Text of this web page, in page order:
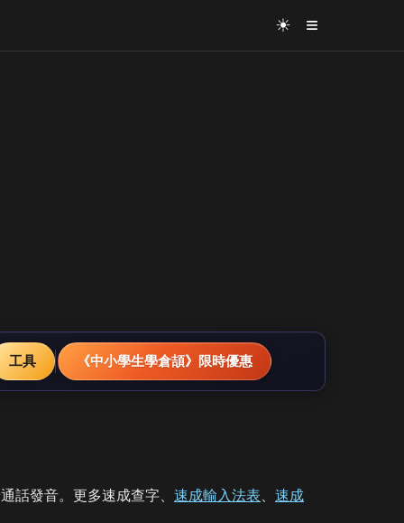
☀ ≡
工具 《中小學生學倉頡》限時優惠
話發音。更多速成查字、 速成輸入法表、 速成